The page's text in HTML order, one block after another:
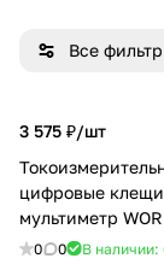
Все
3 575 ₽/шт
цифровые
мультиметр
0 0 В наличии: